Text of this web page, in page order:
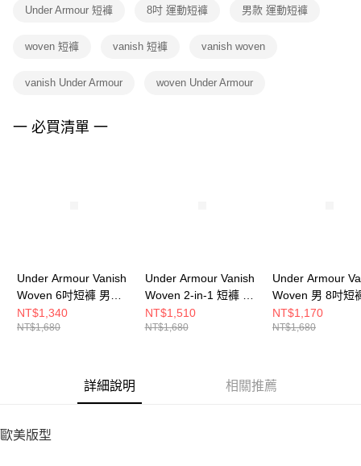
１．透過由恩沛科技股份有限公司提供之「AFTEE先享後付」服務完成之交
權轉讓予恩沛科技股份有限公司。
３．未成年的使用者請事先徵得法定代理人或監護人之同意方可使用
４．使用「AFTEE先享後付」時，將依據個別帳號之用戶狀況，依本公司即
Under Armour 短褲 8吋 運動短褲 男款 運動短褲
woven 短褲 vanish 短褲 vanish woven
vanish Under Armour woven Under Armour
一 必買清單 一
Under Armour Vanish
Woven 6吋短褲 男
1373718-338
NT$1,340
NT$1,680
Under Armour Vanish
Woven 2-in-1 短褲 女
6009967-008
NT$1,510
NT$1,680
Under Armour
Woven 男 8吋短
1370382-001
NT$1,170
NT$1,680
詳細說明 相關推薦
歐美版型